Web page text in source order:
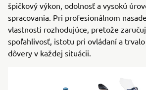
špičkový výkon, odolnosť a vysokú
spracovania. Pri profesionálnom
vlastnosti rozhodujúce, pretože
spoľahlivosť, istotu pri ovládaní a
dôvery v každej situácii.